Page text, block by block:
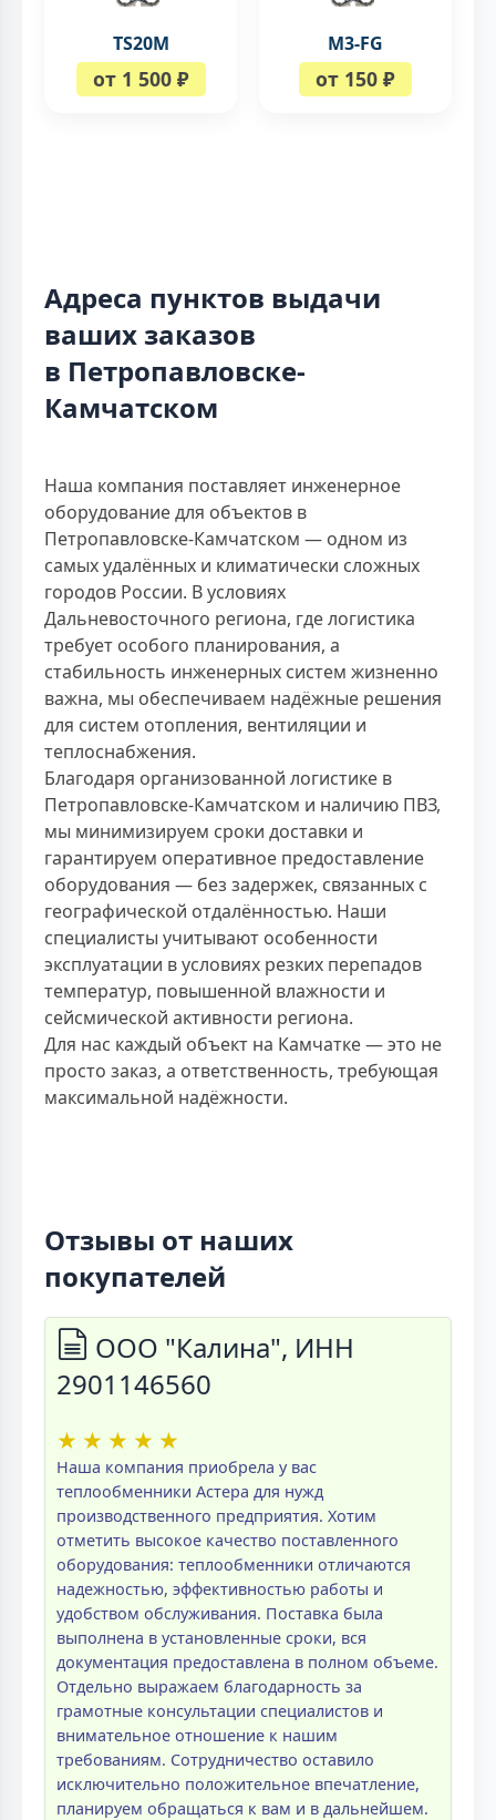
TS20M
от 1 500 ₽
M3-FG
от 150 ₽
Адреса пунктов выдачи
ваших заказов
в Петропавловске-
Камчатском
Наша компания поставляет инженерное
оборудование для объектов в
Петропавловске-Камчатском — одном из
самых удалённых и климатически сложных
городов России. В условиях
Дальневосточного региона, где логистика
требует особого планирования, а
стабильность инженерных систем жизненно
важна, мы обеспечиваем надёжные решения
для систем отопления, вентиляции и
теплоснабжения.
Благодаря организованной логистике в
Петропавловске-Камчатском и наличию ПВЗ,
мы минимизируем сроки доставки и
гарантируем оперативное предоставление
оборудования — без задержек, связанных с
географической отдалённостью. Наши
специалисты учитывают особенности
эксплуатации в условиях резких перепадов
температур, повышенной влажности и
сейсмической активности региона.
Для нас каждый объект на Камчатке — это не
просто заказ, а ответственность, требующая
максимальной надёжности.
Отзывы от наших
покупателей
ООО "Калина", ИНН
2901146560
★ ★ ★ ★ ★
Наша компания приобрела у вас
теплообменники Астера для нужд
производственного предприятия. Хотим
отметить высокое качество поставленного
оборудования: теплообменники отличаются
надежностью, эффективностью работы и
удобством обслуживания. Поставка была
выполнена в установленные сроки, вся
документация предоставлена в полном объеме.
Отдельно выражаем благодарность за
грамотные консультации специалистов и
внимательное отношение к нашим
требованиям. Сотрудничество оставило
исключительно положительное впечатление,
планируем обращаться к вам и в дальнейшем.